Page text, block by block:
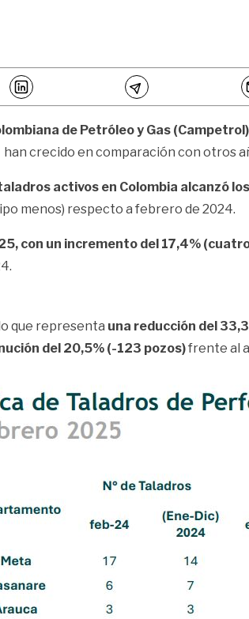
de Petróleo y Gas (Campetrol)
crecido en comparación con otros
activos en Colombia alcanzó
menos) respecto a febrero de 2024.
con un incremento del 17,4%
que representa una reducción del
del 20,5% (-123 pozos)frente al